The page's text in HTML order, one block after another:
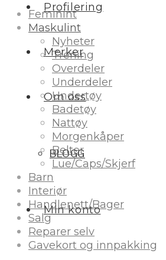
Profilering
Merker
Om oss
BLOGG
Min konto
Feminint
Maskulint
Nyheter
Trening
Overdeler
Underdeler
Undertøy
Badetøy
Nattøy
Morgenkåper
Belter
Lue/Caps/Skjerf
Barn
Interiør
Handlenett/Bager
Salg
Reparer selv
Gavekort og innpakking